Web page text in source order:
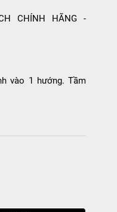
CHÍNH HÃNG -
vào 1 hướng. Tầm